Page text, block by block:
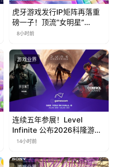
虎牙游戏发行IP矩阵再落重
磅一子！顶流“女明星”
ZANMANG LOOPY 正版3D
曝光
8小时前
游戏业界
连续五年参展！Level
Infinite 公布2026科隆游戏
展产品阵容
14小时前